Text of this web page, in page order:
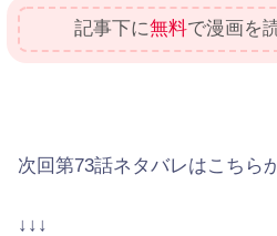
記事下に無料で漫画を
次回第73話ネタバレはこちら
↓↓↓